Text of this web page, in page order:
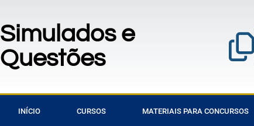
Simulados e
Questões
INÍCIO CURSOS MATERIAIS PARA CONCURSOS